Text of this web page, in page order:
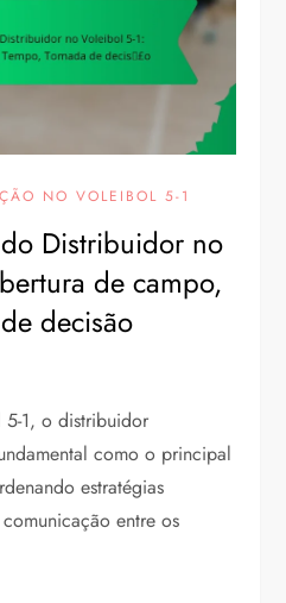
NO VOLEIBOL 5-1
Distribuidor no
de campo,
decisão
5-1, o distribuidor
como o principal
estratégias
entre os